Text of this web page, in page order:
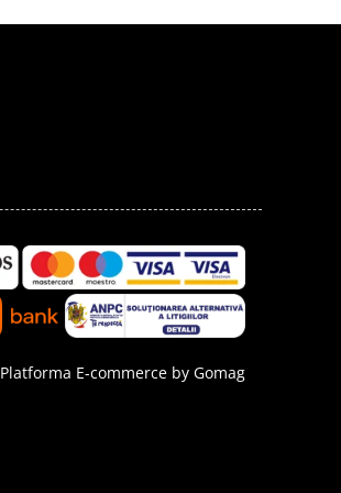
Platforma E-commerce by Gomag